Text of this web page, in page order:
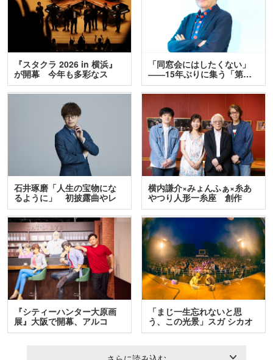
『スタクラ 2026 in 横浜』
が開幕 今年も多彩なス
テ…
「同窓会にはしたくない」
――15年ぶりに集う「第…
石井琢磨「人生の宝物にな
るように」 初披露曲やレ
ア…
横内謙介×みょんふぁ×糸あ
やつり人形一糸座 創作
人…
『シティーハンター大原画
展』大阪で開幕、アルコ
＆…
「まじ一生忘れないと思
う、この光景」スガ シカオ
と…